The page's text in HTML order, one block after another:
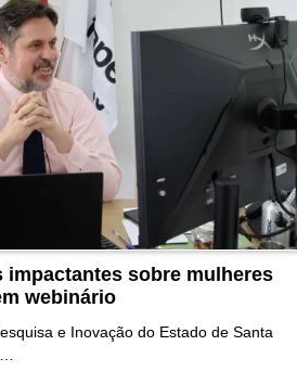
impactantes sobre mulheres
webinário
e Inovação do Estado de Santa